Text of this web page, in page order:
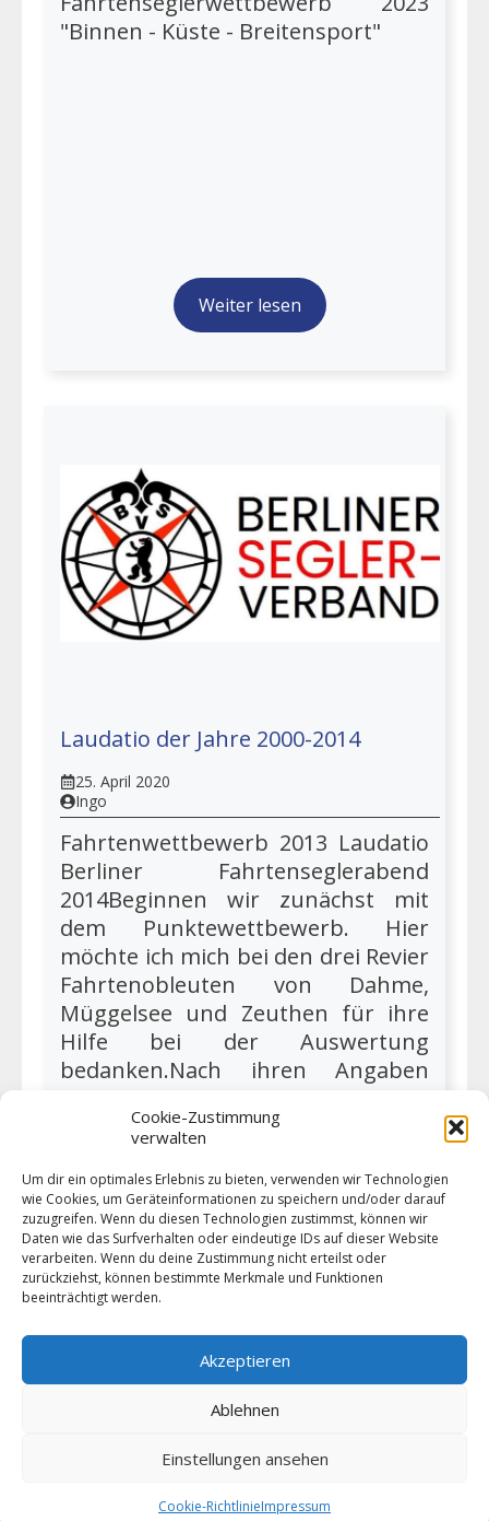
Cookie-Zustimmung
verwalten
Um dir ein optimales Erlebnis zu bieten, verwenden wir Technologien
wie Cookies, um Geräteinformationen zu speichern und/oder darauf
zuzugreifen. Wenn du diesen Technologien zustimmst, können wir
Daten wie das Surfverhalten oder eindeutige IDs auf dieser Website
verarbeiten. Wenn du deine Zustimmung nicht erteilst oder
zurückziehst, können bestimmte Merkmale und Funktionen
beeinträchtigt werden.
Akzeptieren
Ablehnen
Einstellungen ansehen
Cookie-RichtlinieImpressum
"Binnen - Küste - Breitensport"
Weiter lesen
Laudatio der Jahre 2000-2014
25. April 2020
Ingo
Fahrtenwettbewerb 2013 Laudatio
Berliner Fahrtenseglerabend
2014Beginnen wir zunächst mit
dem Punktewettbewerb. Hier
möchte ich mich bei den drei Revier
Fahrtenobleuten von Dahme,
Müggelsee und Zeuthen für ihre
Hilfe bei der Auswertung
bedanken.Nach ihren Angaben
über 1000 Punkte und erhalten
punktbesten Steuerleute erhalten
einen ...
Weiter lesen
© 2026 VSW Segeln -Impressum